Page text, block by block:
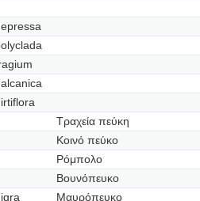
Τραχεία πεύκη
Κοινό πεύκο
Ρόμπολο
Βουνόπευκο
Μαυρόπευκο